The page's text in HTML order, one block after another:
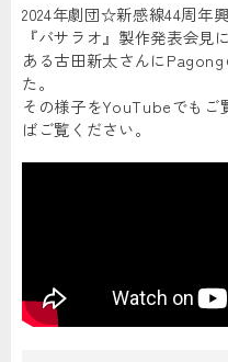
2024年劇団☆新感線44周年
『バサラオ』製作発表会
ある古田新太さんに
た。
その様子をYouTubeでもご
ばご覧ください。